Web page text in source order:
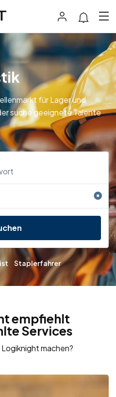
für Lager und
suche geeignete Talente
Staplerfahrer
empfiehlt
Services
Logiknight machen?